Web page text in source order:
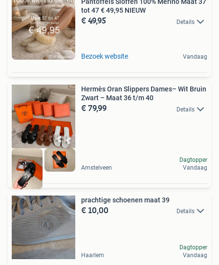
Pantoffels Sloffen 100% Merino Maat 37
tot 47 € 49,95 NIEUW
€ 49,95 Details
Bezoek website Vandaag
Hermès Oran Slippers Dames– Wit Bruin
Zwart – Maat 36 t/m 40
€ 79,99 Details
Amstelveen
Dagtopper
Vandaag
prachtige schoenen maat 39
€ 10,00 Details
Haarlem
Dagtopper
Vandaag